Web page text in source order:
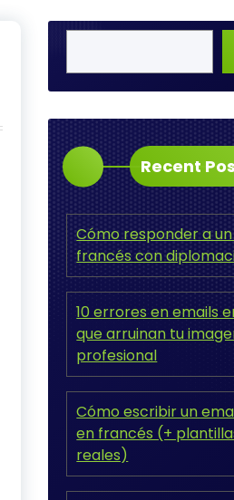
Recent
Cómo responder a
francés con
10 errores en emails
que arruinan tu
profesional
Cómo escribir un
en francés (+
reales)